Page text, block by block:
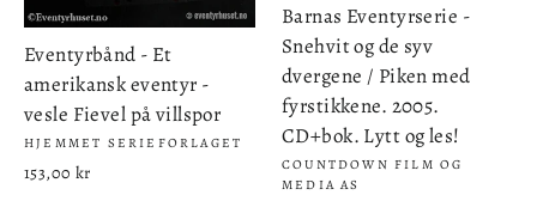
Eventyrbånd - Et
amerikansk eventyr -
vesle Fievel på villspor
HJEMMET SERIEFORLAGET
153,00 kr
Barnas Eventyrserie -
Snehvit og de syv
dvergene / Piken med
fyrstikkene. 2005.
CD+bok. Lytt og les!
COUNTDOWN FILM OG
MEDIA AS